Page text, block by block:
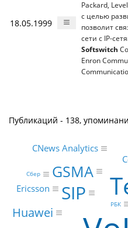
18.05.1999
Packard,
с целью
позволит
сети с IP-
Softswitch
Enron
Публикаций - 138,
SIP
GSMA
Huawei
Ericsson
CNews Analytics
РБК
Сбер